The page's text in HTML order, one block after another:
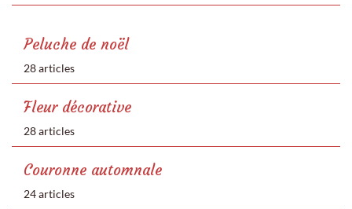
Peluche de noël
28 articles
Fleur décorative
28 articles
Couronne automnale
24 articles